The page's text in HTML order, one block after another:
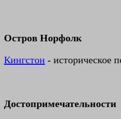
Остров Норфолк
Кингстон - историческое
Достопримечательности